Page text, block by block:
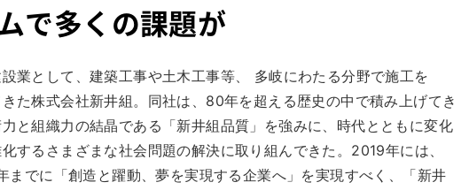
で多くの課題が
業として、建築工事や土木工事等、 多岐にわたる分野で施工を
た株式会社新井組。同社は、80年を超える歴史の中で積み上げてき
と組織力の結晶である「新井組品質」を強みに、時代とともに変化
化するさまざまな社会問題の解決に取り組んできた。2019年には、
までに「創造と躍動、夢を実現する企業へ」を実現すべく、「新井